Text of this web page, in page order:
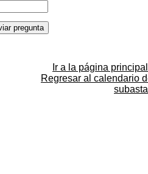
Ir a la página principal
Regresar al calendario